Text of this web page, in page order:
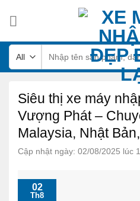
kiếm:
Siêu thị xe máy
Vượng Phát –
Malaysia, Nhật
Cập nhật ngày: 02/08/2025 lúc
02
Th8